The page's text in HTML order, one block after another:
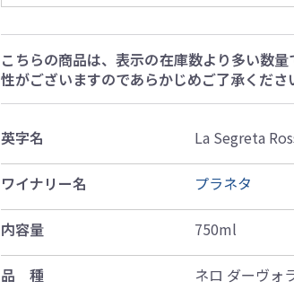
こちらの商品は、表示の在庫数より多い数
性がございますのであらかじめご了承くださ
英字名 La Segreta
ワイナリー名 プラネタ
内容量 750ml
品 種 ネロ ダーヴォ